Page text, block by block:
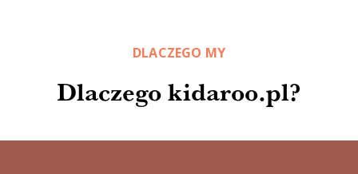
Dlaczego kidaroo.pl?
DLACZEGO MY